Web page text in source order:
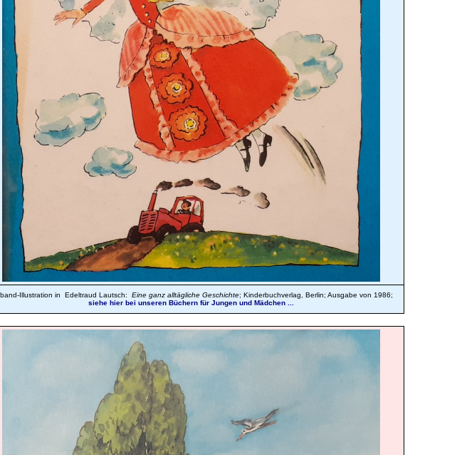
Illustration in Edeltraud Lautsch: Eine ganz alltägliche Geschichte; Kinderbuchverlag, Berlin; Ausgabe von 1986;
siehe hier bei unseren Büchern für Jungen und Mädchen ...